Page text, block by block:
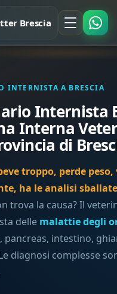
Brescia
INTERNISTA A BRESCIA
Internista
Interna
di
troppo, perde
ha le analisi sballate
trova la causa? Il
delle malattie degli
pancreas, intestino,
diagnosi complesse